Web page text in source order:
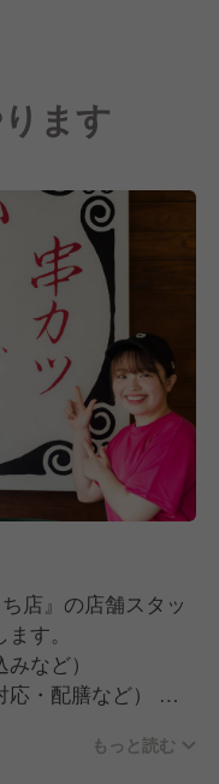
っかりアップ！】
すいので、キャリ
徴です。
生アリ】
きる社員割引制度
るので、プライベ
楽しめますよ！
ます
店』の店舗スタッ
す。
など）
・配膳など）
もっと読む